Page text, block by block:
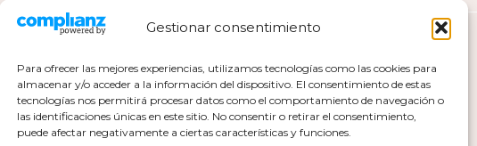
Gestionar consentimiento
Para ofrecer las mejores experiencias, utilizamos tecnologías como las cookies para
almacenar y/o acceder a la información del dispositivo. El consentimiento de estas
tecnologías nos permitirá procesar datos como el comportamiento de navegación o
las identificaciones únicas en este sitio. No consentir o retirar el consentimiento,
puede afectar negativamente a ciertas características y funciones.